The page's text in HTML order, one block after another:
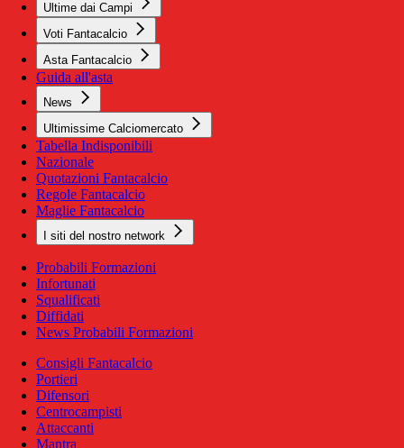
Ultime dai Campi
Voti Fantacalcio
Asta Fantacalcio
Guida all'asta
News
Ultimissime Calciomercato
Tabella Indisponibili
Nazionale
Quotazioni Fantacalcio
Regole Fantacalcio
Maglie Fantacalcio
I siti del nostro network
Probabili Formazioni
Infortunati
Squalificati
Diffidati
News Probabili Formazioni
Consigli Fantacalcio
Portieri
Difensori
Centrocampisti
Attaccanti
Mantra